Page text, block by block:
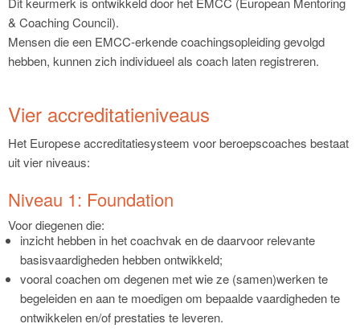
& Coaching Council).
Mensen die een EMCC-erkende coachingsopleiding gevolgd
hebben, kunnen zich individueel als coach laten registreren.
Vier accreditatieniveaus
Het Europese accreditatiesysteem voor beroepscoaches bestaat
uit vier niveaus:
Niveau 1: Foundation
Voor diegenen die:
inzicht hebben in het coachvak en de daarvoor relevante
basisvaardigheden hebben ontwikkeld;
vooral coachen om degenen met wie ze (samen)werken te
begeleiden en aan te moedigen om bepaalde vaardigheden te
ontwikkelen en/of prestaties te leveren.